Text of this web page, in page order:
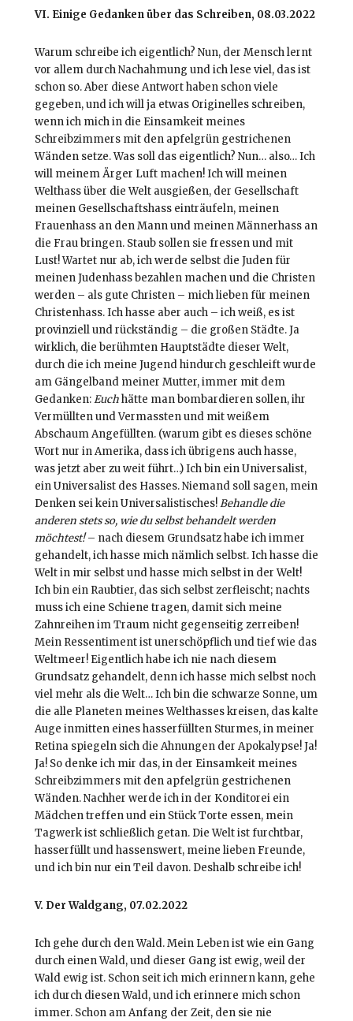
VI. Einige Gedanken über das Schreiben, 08.03.2022
Warum schreibe ich eigentlich? Nun, der Mensch lernt
vor allem durch Nachahmung und ich lese viel, das ist
schon so. Aber diese Antwort haben schon viele
gegeben, und ich will ja etwas Originelles schreiben,
wenn ich mich in die Einsamkeit meines
Schreibzimmers mit den apfelgrün gestrichenen
Wänden setze. Was soll das eigentlich? Nun… also… Ich
will meinem Ärger Luft machen! Ich will meinen
Welthass über die Welt ausgießen, der Gesellschaft
meinen Gesellschaftshass einträufeln, meinen
Frauenhass an den Mann und meinen Männerhass an
die Frau bringen. Staub sollen sie fressen und mit
Lust! Wartet nur ab, ich werde selbst die Juden für
meinen Judenhass bezahlen machen und die Christen
werden – als gute Christen – mich lieben für meinen
Christenhass. Ich hasse aber auch – ich weiß, es ist
provinziell und rückständig – die großen Städte. Ja
wirklich, die berühmten Hauptstädte dieser Welt,
durch die ich meine Jugend hindurch geschleift wurde
am Gängelband meiner Mutter, immer mit dem
Gedanken:Euchhätte man bombardieren sollen, ihr
Vermüllten und Vermassten und mit weißem
Abschaum Angefüllten. (warum gibt es dieses schöne
Wort nur in Amerika, dass ich übrigens auch hasse,
was jetzt aber zu weit führt…) Ich bin ein Universalist,
ein Universalist des Hasses. Niemand soll sagen, mein
Denken sei kein Universalistisches!Behandle die
anderen stets so, wie du selbst behandelt werden
möchtest!– nach diesem Grundsatz habe ich immer
gehandelt, ich hasse mich nämlich selbst. Ich hasse die
Welt in mir selbst und hasse mich selbst in der Welt!
Ich bin ein Raubtier, das sich selbst zerfleischt; nachts
muss ich eine Schiene tragen, damit sich meine
Zahnreihen im Traum nicht gegenseitig zerreiben!
Mein Ressentiment ist unerschöpflich und tief wie das
Weltmeer! Eigentlich habe ich nie nach diesem
Grundsatz gehandelt, denn ich hasse mich selbst noch
viel mehr als die Welt… Ich bin die schwarze Sonne, um
die alle Planeten meines Welthasses kreisen, das kalte
Auge inmitten eines hasserfüllten Sturmes, in meiner
Retina spiegeln sich die Ahnungen der Apokalypse! Ja!
Ja! So denke ich mir das, in der Einsamkeit meines
Schreibzimmers mit den apfelgrün gestrichenen
Wänden. Nachher werde ich in der Konditorei ein
Mädchen treffen und ein Stück Torte essen, mein
Tagwerk ist schließlich getan. Die Welt ist furchtbar,
hasserfüllt und hassenswert, meine lieben Freunde,
und ich bin nur ein Teil davon. Deshalb schreibe ich!
V. Der Waldgang, 07.02.2022
Ich gehe durch den Wald. Mein Leben ist wie ein Gang
durch einen Wald, und dieser Gang ist ewig, weil der
Wald ewig ist. Schon seit ich mich erinnern kann, gehe
ich durch diesen Wald, und ich erinnere mich schon
immer. Schon am Anfang der Zeit, den sie nie